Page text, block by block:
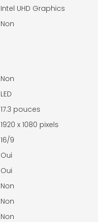
Intel UHD Graphics
Non
Non
LED
17.3 pouces
1920 x 1080 pixels
16/9
Oui
Oui
Non
Non
Non